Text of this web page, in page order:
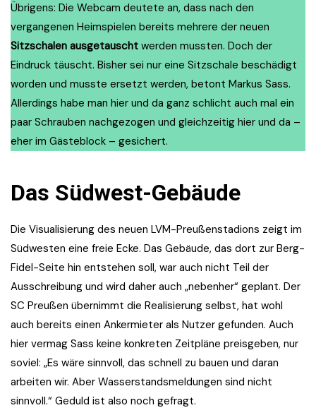
Übrigens: Die Webcam deutete an, dass nach den
vergangenen Heimspielen bereits mehrere der neuen
Sitzschalen ausgetauscht werden mussten. Doch der
Eindruck täuscht. Bisher sei nur eine Sitzschale beschädigt
worden und musste ersetzt werden, betont Markus Sass.
Allerdings habe man hier und da ganz schlicht auch mal ein
paar Schrauben nachgezogen und gleichzeitig hier und da –
eher im Gästeblock – gesichert.
Das Südwest-Gebäude
Die Visualisierung des neuen LVM-Preußenstadions zeigt im
Südwesten eine freie Ecke. Das Gebäude, das dort zur Berg-
Fidel-Seite hin entstehen soll, war auch nicht Teil der
Ausschreibung und wird daher auch „nebenher“ geplant. Der
SC Preußen übernimmt die Realisierung selbst, hat wohl
auch bereits einen Ankermieter als Nutzer gefunden. Auch
hier vermag Sass keine konkreten Zeitpläne preisgeben, nur
soviel: „Es wäre sinnvoll, das schnell zu bauen und daran
arbeiten wir. Aber Wasserstandsmeldungen sind nicht
sinnvoll.“ Geduld ist also noch gefragt.